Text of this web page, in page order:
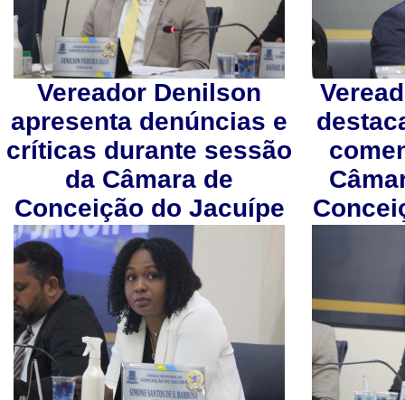
Vereador Denilson
apresenta denúncias e
críticas durante sessão
da Câmara de
Conceição do Jacuípe